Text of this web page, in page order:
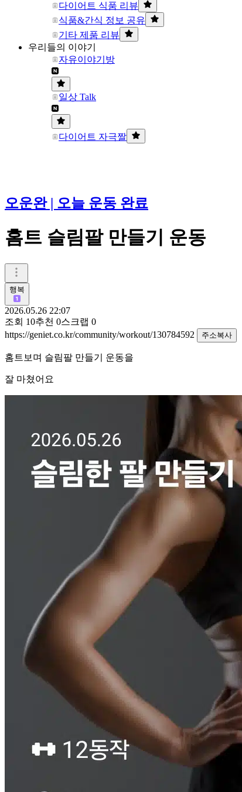
다이어트 식품 리뷰
식품&간식 정보 공유
기타 제품 리뷰
우리들의 이야기
자유이야기방
일상 Talk
다이어트 자극짤
오운완 | 오늘 운동 완료
홈트 슬림팔 만들기 운동
행복
2026.05.26 22:07
조회 10추천 0스크랩 0
https://geniet.co.kr/community/workout/130784592
주소복사
홈트보며 슬림팔 만들기 운동을
잘 마쳤어요